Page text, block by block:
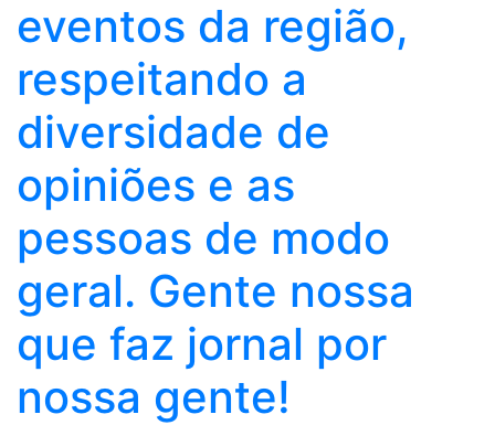
eventos da região,
respeitando a
diversidade de
opiniões e as
pessoas de modo
geral. Gente nossa
que faz jornal por
nossa gente!